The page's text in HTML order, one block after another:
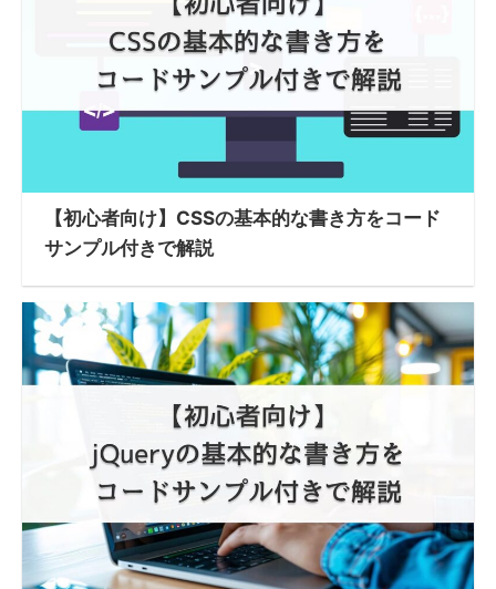
【初心者向け】CSSの基本的な書き方をコード
サンプル付きで解説